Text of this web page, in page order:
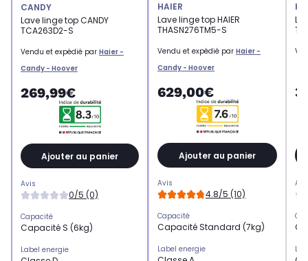
CANDY
Lave linge top CANDY
TCA263D2-S
Vendu et expédié par Haier -
Candy - Hoover
269,99€
Ajouter au panier
Avis
0/5 (0)
Capacité
Capacité S (6kg)
Label energie
HAIER
Lave linge top HAIER
THASN276TM5-S
Vendu et expédié par Haier -
Candy - Hoover
629,00€
Ajouter au panier
Avis
4.8/5 (10)
Capacité
Capacité Standard (7kg)
Label energie